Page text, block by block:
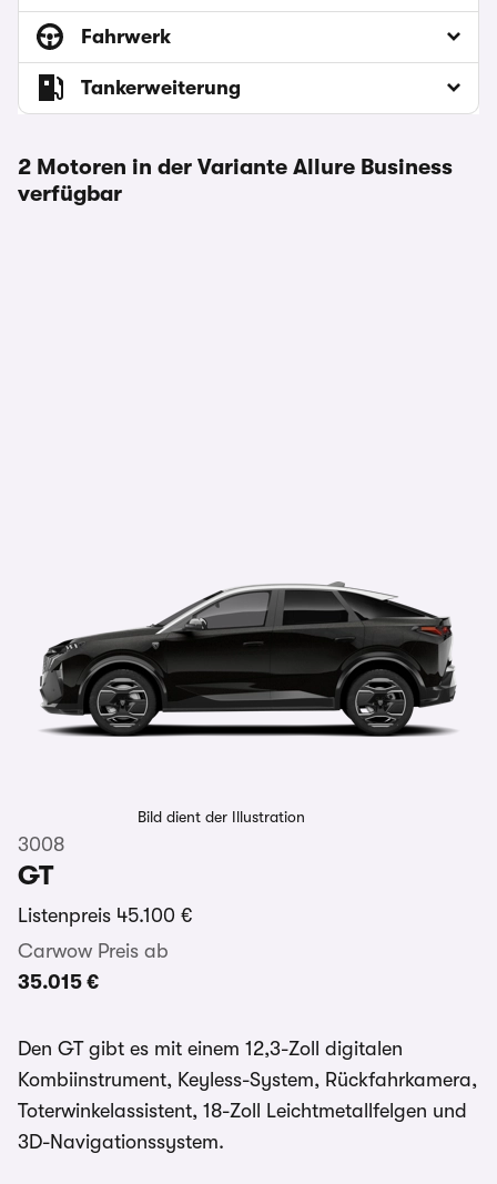
Fahrwerk
Tankerweiterung
2 Motoren in der Variante Allure Business
verfügbar
Bild dient der Illustration
3008
GT
Listenpreis 45.100 €
Carwow Preis ab
35.015 €
Den GT gibt es mit einem 12,3-Zoll digitalen
Kombiinstrument, Keyless-System, Rückfahrkamera,
Toterwinkelassistent, 18-Zoll Leichtmetallfelgen und
3D-Navigationssystem.